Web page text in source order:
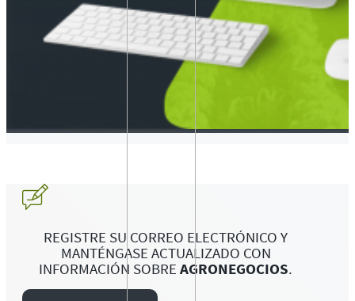
REGISTRE SU CORREO ELECTRÓNICO Y
MANTÉNGASE ACTUALIZADO CON
INFORMACIÓN SOBRE AGRONEGOCIOS.